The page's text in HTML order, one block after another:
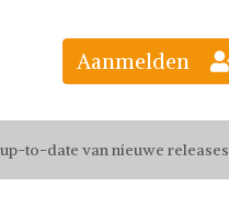
jouw favoriete looks
to-date van nieuwe releases
Aanmelden